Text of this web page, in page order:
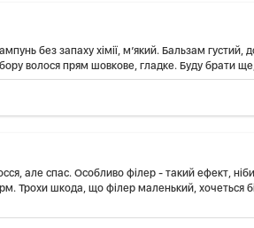
без запаху хімії, м’який. Бальзам густий,
волося прям шовкове, гладке. Буду брати
але спас. Особливо філер - такий ефект, ніби
Трохи шкода, що філер маленький, хочеться